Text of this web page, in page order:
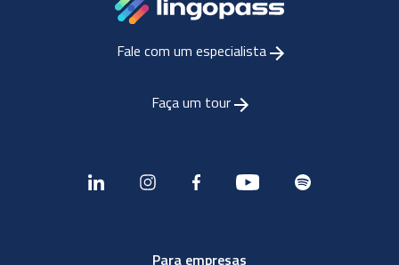
Fale com um especialista
Faça um tour
Para empresas